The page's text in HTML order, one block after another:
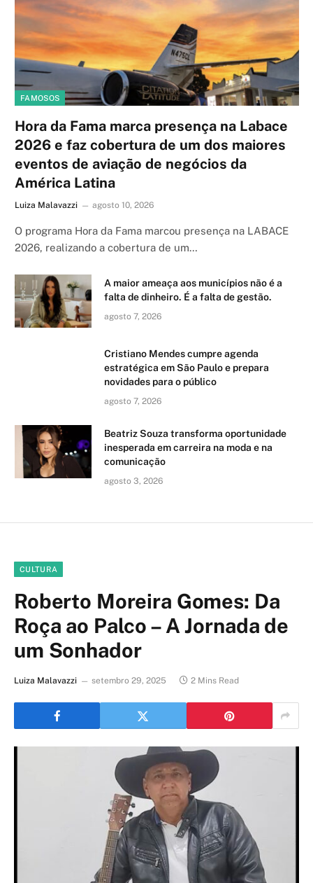
FAMOSOS
Hora da Fama marca presença na Labace
2026 e faz cobertura de um dos maiores
eventos de aviação de negócios da
América Latina
Luiza Malavazzi agosto 10, 2026
O programa Hora da Fama marcou presença na LABACE
2026, realizando a cobertura de um…
A maior ameaça aos municípios não é a
falta de dinheiro. É a falta de gestão.
agosto 7, 2026
Cristiano Mendes cumpre agenda
estratégica em São Paulo e prepara
novidades para o público
agosto 7, 2026
Beatriz Souza transforma oportunidade
inesperada em carreira na moda e na
comunicação
agosto 3, 2026
CULTURA
Roberto Moreira Gomes: Da
Roça ao Palco – A Jornada de
um Sonhador
Luiza Malavazzi setembro 29, 2025 2 Mins Read